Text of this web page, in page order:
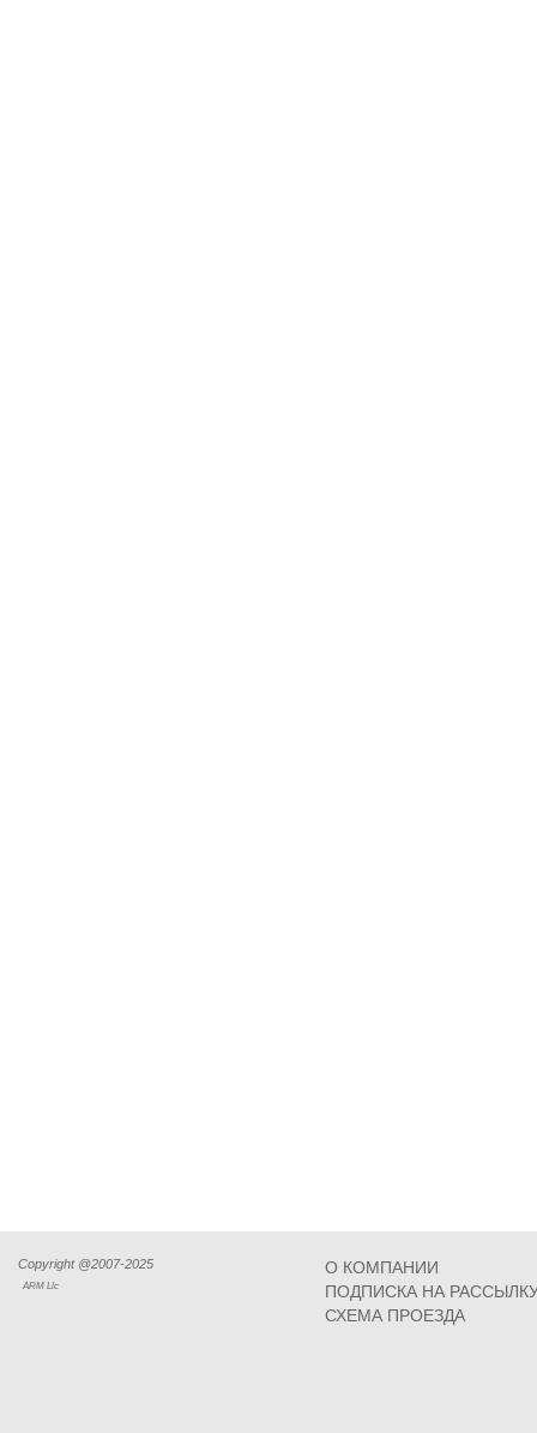
Copyright @2007-2025
ARM Llc
О КОМПАНИИ
ПОДПИСКА НА
СХЕМА ПРОЕЗДА